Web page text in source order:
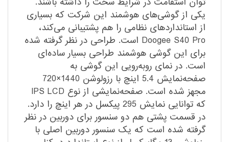
یکی از گوشی‌های هوشمند این شرکت که بسیاری
از استاندارد‌های نظامی را هم پشتیبانی می‌کند،
Doogee S40 Pro است. طراحی در نظر گرفته شده
برای این گوشی هوشمند طراحی بسیار ساده‌ای
است. در نمای رو‌به‌رویی این گوشی به
صفحه‌نمایش 5.4 اینچ با رزولوشن 1440×720
مجهز شده است. صفحه‌نمایشی از نوع IPS LCD
که توانایی نمایش 295 پیکسل در هر اینچ را دارد.
در قسمت پشتی هم دو سنسور برای دوربین در نظر
گرفته شده است که یک سنسور دوربین اصلی با